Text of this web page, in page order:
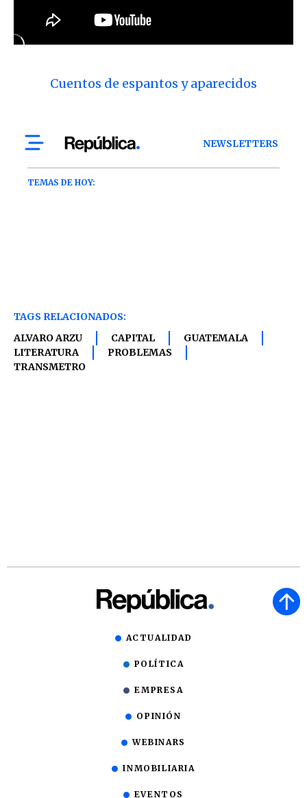
Cuentos de espantos y aparecidos
TAGS RELACIONADOS:
ALVARO ARZU
CAPITAL
GUATEMALA
LITERATURA
PROBLEMAS
TRANSMETRO
ACTUALIDAD
POLÍTICA
EMPRESA
OPINIÓN
WEBINARS
INMOBILIARIA
EVENTOS